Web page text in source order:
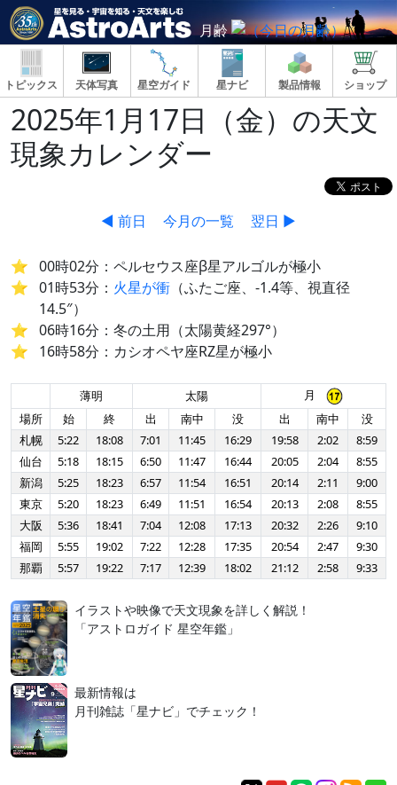
月齢
トピックス 天体写真 星空ガイド 星ナビ 製品情報 ショップ
2025年1月17日（金）の天文
現象カレンダー
◀ 前日 今月の一覧 翌日 ▶
00時02分：ペルセウス座β星アルゴルが極小
01時53分： 火星が衝 （ふたご座、-1.4等、視直径
14.5″）
06時16分：冬の土用（太陽黄経297°）
16時58分：カシオペヤ座RZ星が極小
薄明 太陽
月
場所
始 終 出 南中 没 出 南中
没
札幌
5:22 18:08 7:01 11:45 16:29 19:58 2:02
8:59
仙台
5:18 18:15 6:50 11:47 16:44 20:05 2:04
8:55
新潟
5:25 18:23 6:57 11:54 16:51 20:14 2:11
9:00
東京
5:20 18:23 6:49 11:51 16:54 20:13 2:08
8:55
大阪
5:36 18:41 7:04 12:08 17:13 20:32 2:26
9:10
福岡
5:55 19:02 7:22 12:28 17:35 20:54 2:47
9:30
那覇
5:57 19:22 7:17 12:39 18:02 21:12 2:58 9:33
イラストや映像で天文現象を詳しく解説！
「アストロガイド 星空年鑑」
最新情報は
月刊雑誌「星ナビ」でチェック！